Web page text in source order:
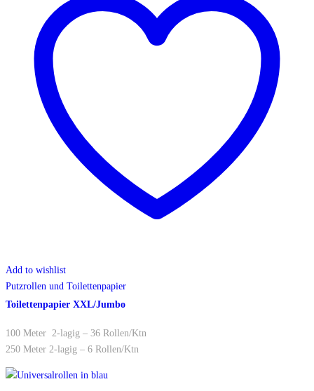
Add to wishlist
Putzrollen und Toilettenpapier
Toilettenpapier XXL/Jumbo
100 Meter 2-lagig – 36 Rollen/Ktn
250 Meter 2-lagig – 6 Rollen/Ktn